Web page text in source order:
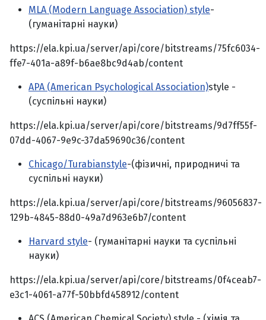
MLA (Modern Language Association) style-
(гуманітарні науки)
https://ela.kpi.ua/server/api/core/bitstreams/75fc6034-
ffe7-401a-a89f-b6ae8bc9d4ab/content
APA (American Psychological Association)style -
(суспільні науки)
https://ela.kpi.ua/server/api/core/bitstreams/9d7ff55f-
07dd-4067-9e9c-37da59690c36/content
Chicago/Turabianstyle-(фізичні, природничі та
суспільні науки)
https://ela.kpi.ua/server/api/core/bitstreams/96056837-
129b-4845-88d0-49a7d963e6b7/content
Harvard style- (гуманітарні науки та суспільні
науки)
https://ela.kpi.ua/server/api/core/bitstreams/0f4ceab7-
e3c1-4061-a77f-50bbfd458912/content